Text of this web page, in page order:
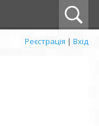
Реєстрація | Вхід